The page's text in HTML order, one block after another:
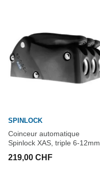
SPINLOCK
Coinceur automatique
Spinlock XAS, triple 6-12mm
219,00 CHF